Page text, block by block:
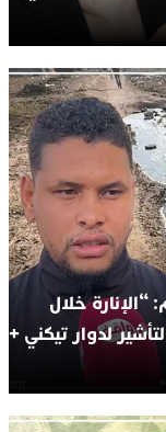
خلال
لدوار تيكني +